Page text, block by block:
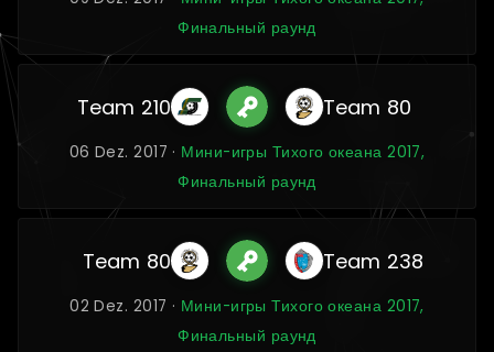
Финальный раунд
Team 210 Team 80
06 Dez. 2017 · Мини-игры Тихого океана 2017,
Финальный раунд
Team 80 Team 238
02 Dez. 2017 · Мини-игры Тихого океана 2017,
Финальный раунд